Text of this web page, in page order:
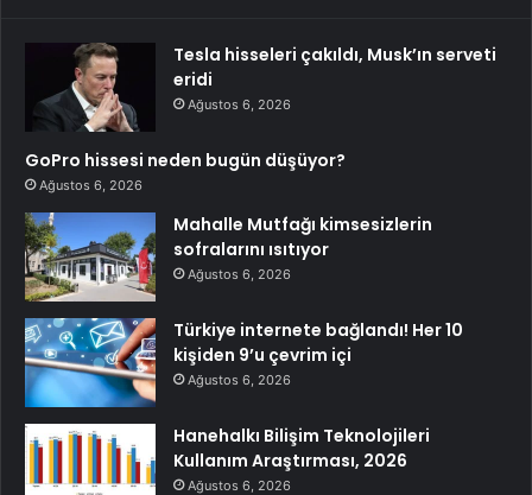
Tesla hisseleri çakıldı, Musk’ın serveti
eridi
Ağustos 6, 2026
GoPro hissesi neden bugün düşüyor?
Ağustos 6, 2026
Mahalle Mutfağı kimsesizlerin
sofralarını ısıtıyor
Ağustos 6, 2026
Türkiye internete bağlandı! Her 10
kişiden 9’u çevrim içi
Ağustos 6, 2026
Hanehalkı Bilişim Teknolojileri
Kullanım Araştırması, 2026
Ağustos 6, 2026